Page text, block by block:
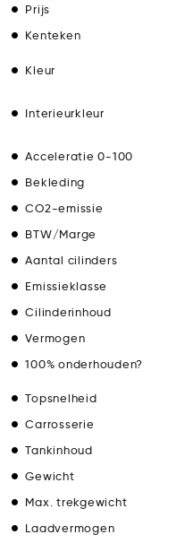
Prijs
Kenteken
Kleur
Interieurkleur
Acceleratie 0-100
Bekleding
CO2-emissie
BTW/Marge
Aantal cilinders
Emissieklasse
Cilinderinhoud
Vermogen
100% onderhouden?
Topsnelheid
Carrosserie
Tankinhoud
Gewicht
Max. trekgewicht
Laadvermogen